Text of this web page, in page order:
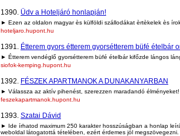
1390. Üdv a Hoteljáró honlapján!
► Ezen az oldalon magyar ès külföldi szállodákat èrtèkelek ès
hoteljaro.hupont.hu
1391. Étterem gyors étterem gyorsétterem büfé ételbár
► Étterem vendéglő gyorsétterem büfé ételbár kifőzde lángos
siofok-kemping.hupont.hu
1392. FÉSZEK APARTMANOK A DUNAKANYARBAN
► Válassza az aktív pihenést, szerezzen maradandó élményeket!
feszekapartmanok.hupont.hu
1393. Szatai Dávid
► Ide írhatod maximum 250 karakter hosszúságban a honlap
weboldal látogatottá tételében, ezért érdemes jól megszövegezni.